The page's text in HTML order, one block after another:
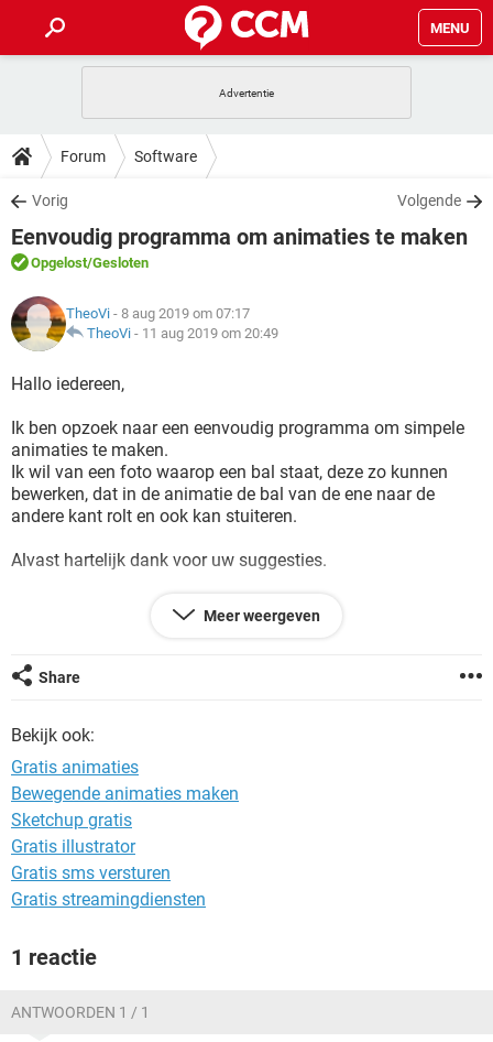
MENU
INSTAGRAM
NETFLIX
GRATIS SNAPCHAT
TIKTOK
HOW-TO
VIDEOBELLEN
NETFLIX
GRATIS
TIKTOK
DOWNLOADS
VIDEOBELLEN GAMES
INSTAGRAM
NETFLIX
GRATIS
TIKTOK
FORUM
VIDEOBELLEN
INSTAGRAM WINDOWS 10
TIKTOK
ARTIKELEN
VIDEOBELLEN
INSTAGRAM
NETFLIX CORONAVIRUS
GRATIS SNAPCHAT
TIKTOK
Forum Software
Vorig Volgende
Eenvoudig programma om animaties te maken
Opgelost/Gesloten
TheoVi - 8 aug 2019 om 07:17
TheoVi - 11 aug 2019 om 20:49
Hallo iedereen,
Ik ben opzoek naar een eenvoudig programma om simpele
animaties te maken.
Ik wil van een foto waarop een bal staat, deze zo kunnen
bewerken, dat in de animatie de bal van de ene naar de
andere kant rolt en ook kan stuiteren.
Alvast hartelijk dank voor uw suggesties.
Meer weergeven
Share
Bekijk ook:
Gratis animaties
Bewegende animaties maken
Sketchup gratis
Gratis illustrator
Gratis sms versturen
Gratis streamingdiensten
1 reactie
ANTWOORDEN 1 / 1